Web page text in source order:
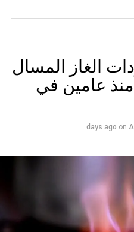
(شيريميتيفو ودوموديدوفو
(كنيفيتشي) بشرط حصولهم
الروسية على المعادن
الغاز المسال
عامين في
on